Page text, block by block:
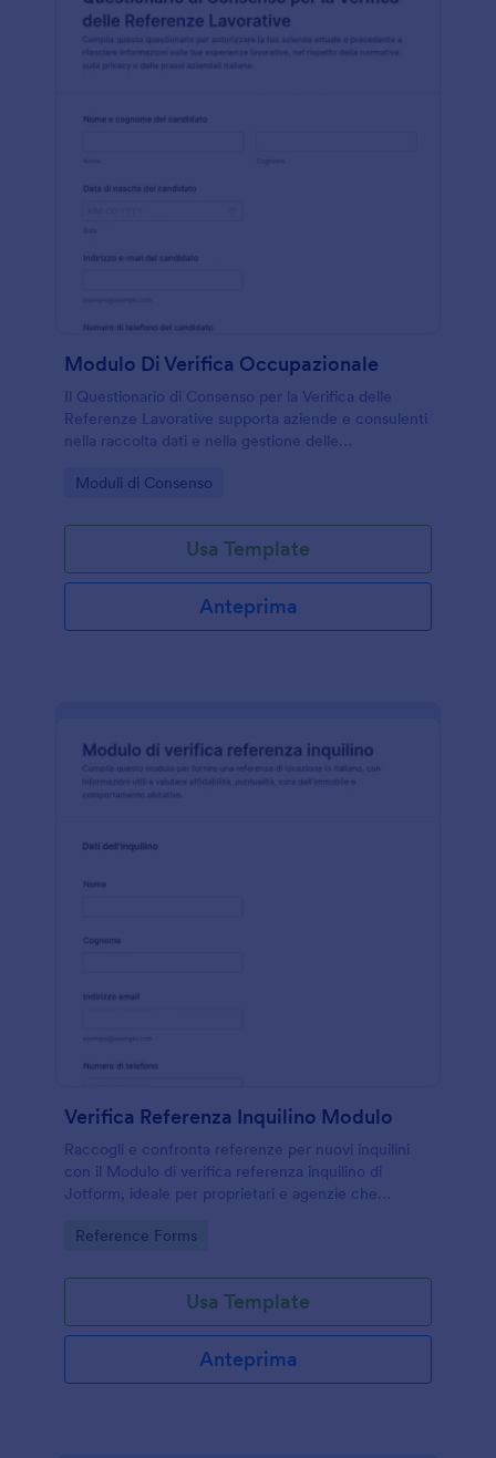
Modulo Di Verifica Occupazionale
Il Questionario di Consenso per la Verifica delle
Referenze Lavorative supporta aziende e consulenti
nella raccolta dati e nella gestione delle
in modo ordinato con Jotform.
Go to Category:
Moduli di Consenso
Usa Template
Anteprima
Verifica Referenza Inquilino Modulo
Raccogli e confronta referenze per nuovi inquilini
con il Modulo di verifica referenza inquilino di
Jotform, ideale per proprietari e agenzie che
risposta in un unico posto.
Go to Category:
Reference Forms
Usa Template
Anteprima